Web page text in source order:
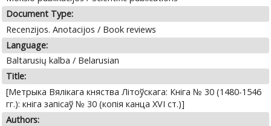
Document Type:
Recenzijos. Anotacijos / Book reviews
Language:
Baltarusių kalba / Belarusian
Title:
[Метрыка Вялікага княства Літоўскага: Кніга № 30 (1480-1546
гг.): кніга запісаў № 30 (копія канца XVI ст.)]
Authors: